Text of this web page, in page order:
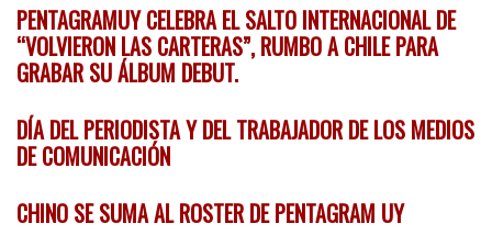
PENTAGRAMUY CELEBRA EL SALTO INTERNACIONAL DE
“VOLVIERON LAS CARTERAS”, RUMBO A CHILE PARA
GRABAR SU ÁLBUM DEBUT.
DÍA DEL PERIODISTA Y DEL TRABAJADOR DE LOS MEDIOS
DE COMUNICACIÓN
CHINO SE SUMA AL ROSTER DE PENTAGRAM UY